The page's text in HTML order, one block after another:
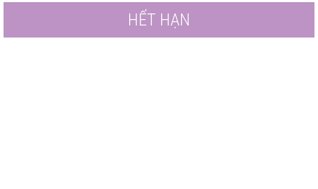
HẾT HẠN